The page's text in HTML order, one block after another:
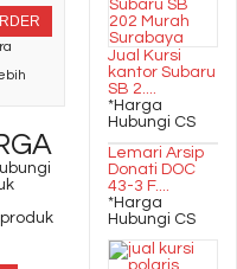
Jual Kursi
kantor Subaru
SB 2....
*Harga
Hubungi CS
Lemari Arsip
Donati DOC
43-3 F....
*Harga
Hubungi CS